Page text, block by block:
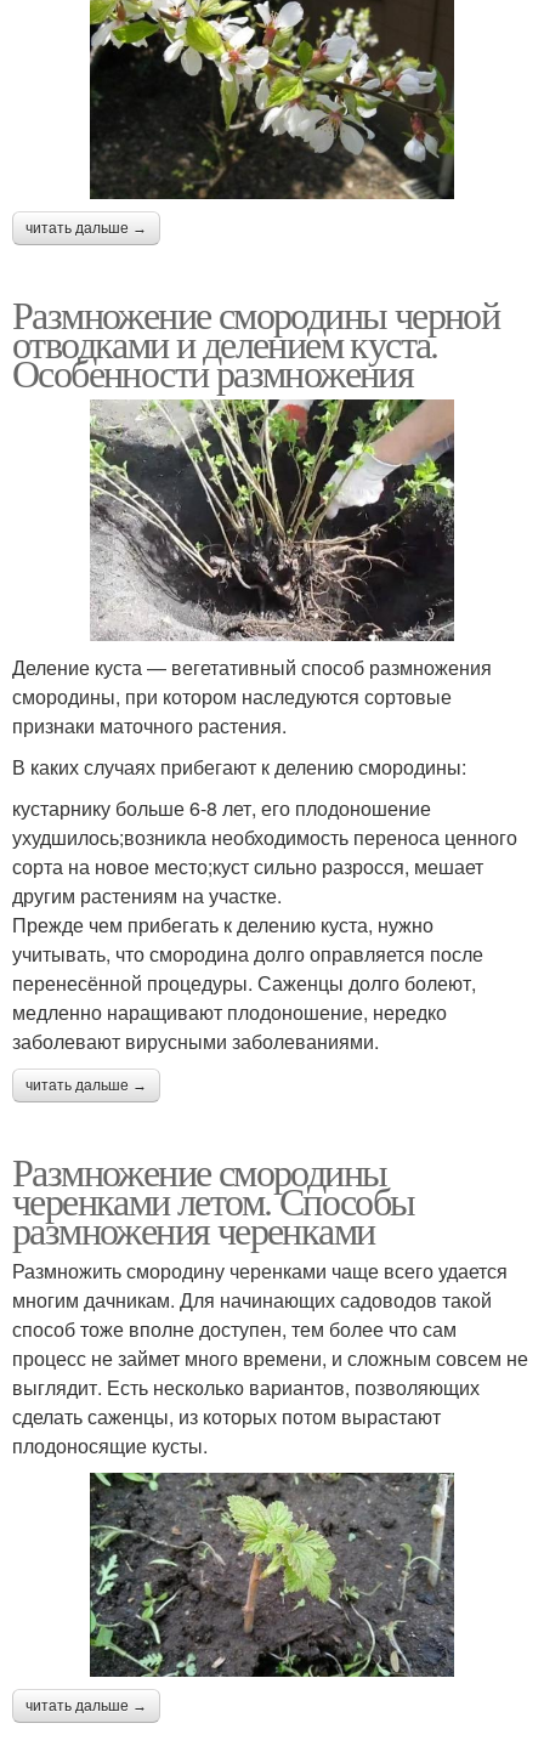
читать дальше →
Размножение смородины черной
отводками и делением куста.
Особенности размножения
Деление куста — вегетативный способ размножения
смородины, при котором наследуются сортовые
признаки маточного растения.
В каких случаях прибегают к делению смородины:
кустарнику больше 6-8 лет, его плодоношение
ухудшилось;возникла необходимость переноса ценного
сорта на новое место;куст сильно разросся, мешает
другим растениям на участке.
Прежде чем прибегать к делению куста, нужно
учитывать, что смородина долго оправляется после
перенесённой процедуры. Саженцы долго болеют,
медленно наращивают плодоношение, нередко
заболевают вирусными заболеваниями.
читать дальше →
Размножение смородины
черенками летом. Способы
размножения черенками
Размножить смородину черенками чаще всего удается
многим дачникам. Для начинающих садоводов такой
способ тоже вполне доступен, тем более что сам
процесс не займет много времени, и сложным совсем не
выглядит. Есть несколько вариантов, позволяющих
сделать саженцы, из которых потом вырастают
плодоносящие кусты.
читать дальше →